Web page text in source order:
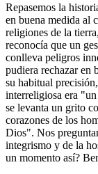
Repasemos la
en buena medida al
religiones de la
reconocía que un
conlleva peligros
pudiera rechazar en
su habitual
interreligiosa era
se levanta un grito
corazones de los
Dios". Nos
integrismo y de la
un momento así?